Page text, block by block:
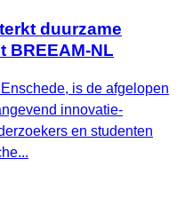
duurzame
is de afgelopen
innovatie-
en studenten